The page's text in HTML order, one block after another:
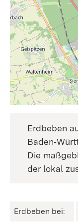
Erdbeben
Die
der lokal
Erdbeben bei: